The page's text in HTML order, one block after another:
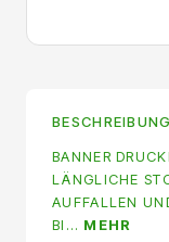
BESCHREIBUNG
BANNER
LÄNGLICHE
AUFFALLEN
BI… MEHR